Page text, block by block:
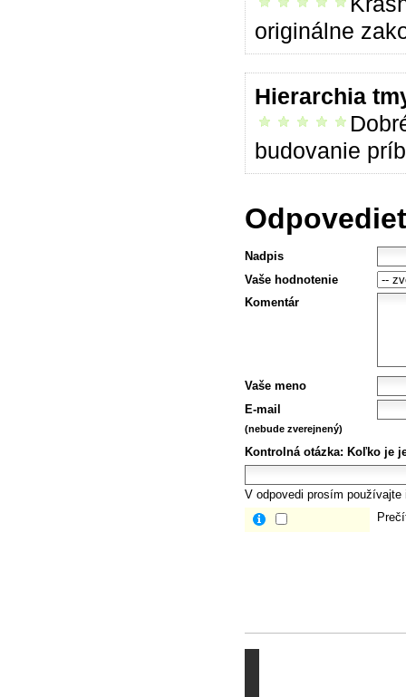
originálne
Hierarchia
vrelo odporúčam
budovanie
Nadpis
Vaše hodnotenie
Komentár
Vaše meno
E-mail
(nebude zverejnený)
Kontrolná otázka: Koľko je
V odpovedi prosím